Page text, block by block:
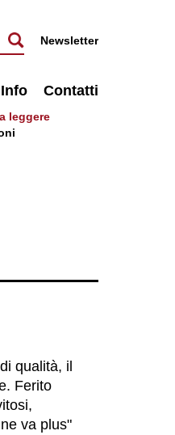
Newsletter
leggere
Info Contatti
qualità, il
Ferito
va plus"